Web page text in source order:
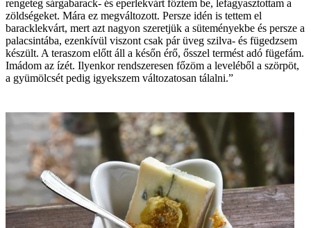
rengeteg sárgabarack- és eperlekvárt főztem be, lefagyasztottam a
zöldségeket. Mára ez megváltozott. Persze idén is tettem el
baracklekvárt, mert azt nagyon szeretjük a süteményekbe és persze a
palacsintába, ezenkívül viszont csak pár üveg szilva- és fügedzsem
készült. A teraszom előtt áll a későn érő, ősszel termést adó fügefám.
Imádom az ízét. Ilyenkor rendszeresen főzöm a leveléből a szörpöt,
a gyümölcsét pedig igyekszem változatosan tálalni.”